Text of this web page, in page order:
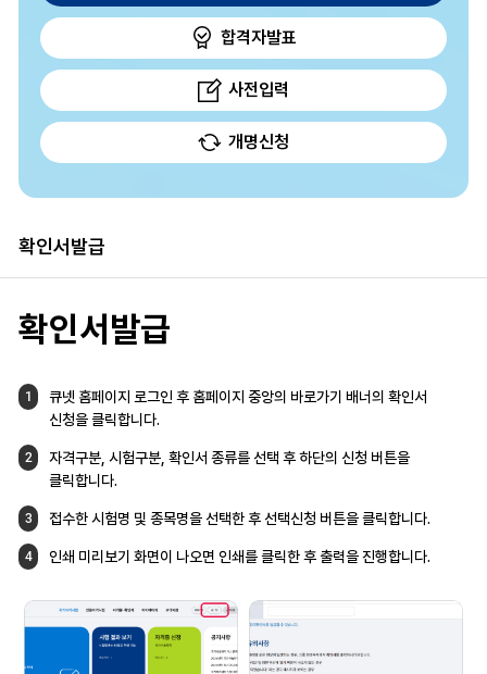
합격자발표
사전입력
개명신청
확인서발급
확인서발급
1 큐넷 홈페이지 로그인 후 홈페이지 중앙의 바로가기 배너의 확인서
신청을 클릭합니다.
2 자격구분, 시험구분, 확인서 종류를 선택 후하단의 신청 버튼을
클릭합니다.
3 접수한 시험명 및 종목명을 선택한 후선택신청 버튼을 클릭합니다.
4 인쇄 미리보기 화면이 나오면 인쇄를 클릭한 후출력을 진행합니다.